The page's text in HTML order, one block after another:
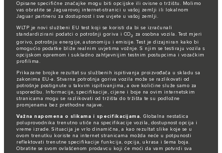
Opisane specifične značajke mogu biti opcijske ili ovisne o tržištu. Molimo
vas obratite se Jaguarovoj internet-stranici u vašoj zemlji ili lokalnom
Jaguar partneru za dostupnost i sve uvjete u vašoj zemlji.
WLTP je novi službeni EU test koji se koristi da bi se izračunali
standardizirani podatci o potrošnji goriva i CO2
za osobna vozila. Test mjeri
gorivo, potrošnju energije, autonomiju i emisije. Test je dizajniran kako bi
omogućio podatke bliže realnim uvjetima vožnje. S njim se testiraju vozila s
opcijskom opremom i sukladno zahtjevnijim testnim postupcima i vozačkim
profilima.
Prikazane brojke rezultat su službenih ispitivanja proizvođača u skladu sa
zakonima EU-a. Stvarna potrošnja goriva vozila može se razlikovati od
potrošnje postignute u takvim ispitivanjima, a ove količine služe samo za
usporedbu. Informacije, specifikacije, cijene i boje na ovim internetskim
stranicama mogu se razlikovati od tržišta do tržišta te su podložne
promjenama bez prethodne najave.
Važna napomena o slikama i specifikacijama. Globalna nestašica
poluprovodnika trenutno utiče na specifikacije vozila, dostupnost opcija i
vreme izrade. Situacija je vrlo dinamična, a kao rezultat slike koje se u
ovom trenutku koriste na internet stranicama možda neće u potpunosti
reflektovati trenutne specifikacije funkcija, opcija, ukrasa i šema boja.
Obratite se svom ovlašćenom prodavcu koji će moći da vam potvrdi sva